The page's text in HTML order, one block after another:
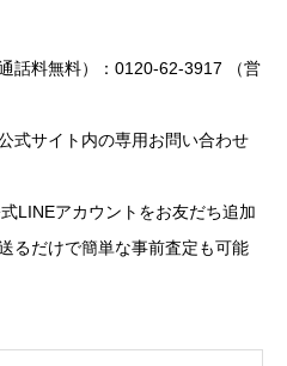
話料無料）：0120-62-3917 （営
式サイト内の専用お問い合わせ
LINEアカウントをお友だち追加
るだけで簡単な事前査定も可能